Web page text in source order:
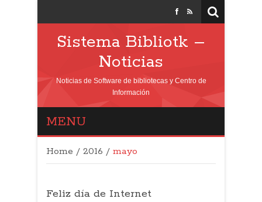
Sistema Bibliotk –
Noticias
Noticias de Software de bibliotecas y Centro de
Información
MENU
Home / 2016 / mayo
Feliz día de Internet